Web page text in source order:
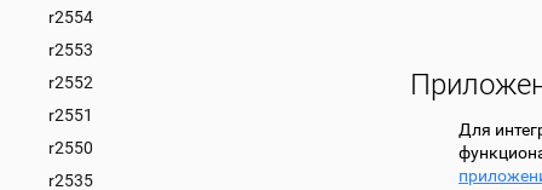
r2554
r2553
r2552
r2551
r2550
r2535
Для